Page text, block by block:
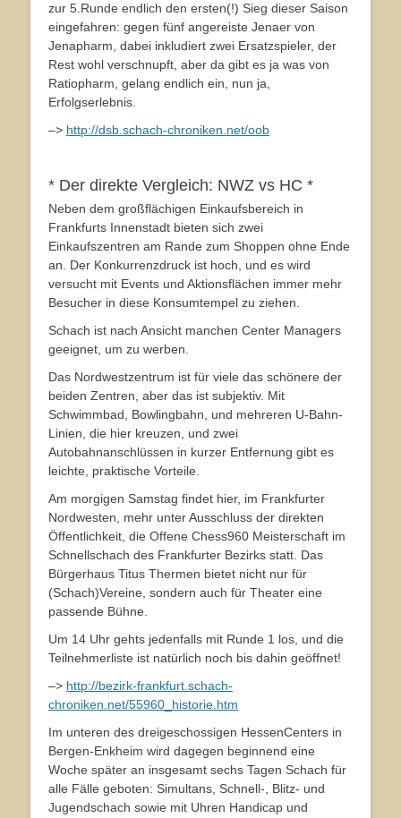
zur 5.Runde endlich den ersten(!) Sieg dieser Saison
eingefahren: gegen fünf angereiste Jenaer von
Jenapharm, dabei inkludiert zwei Ersatzspieler, der
Rest wohl verschnupft, aber da gibt es ja was von
Ratiopharm, gelang endlich ein, nun ja,
Erfolgserlebnis.
–> http://dsb.schach-chroniken.net/oob
* Der direkte Vergleich: NWZ vs HC *
Neben dem großflächigen Einkaufsbereich in
Frankfurts Innenstadt bieten sich zwei
Einkaufszentren am Rande zum Shoppen ohne Ende
an. Der Konkurrenzdruck ist hoch, und es wird
versucht mit Events und Aktionsflächen immer mehr
Besucher in diese Konsumtempel zu ziehen.
Schach ist nach Ansicht manchen Center Managers
geeignet, um zu werben.
Das Nordwestzentrum ist für viele das schönere der
beiden Zentren, aber das ist subjektiv. Mit
Schwimmbad, Bowlingbahn, und mehreren U-Bahn-
Linien, die hier kreuzen, und zwei
Autobahnanschlüssen in kurzer Entfernung gibt es
leichte, praktische Vorteile.
Am morgigen Samstag findet hier, im Frankfurter
Nordwesten, mehr unter Ausschluss der direkten
Öffentlichkeit, die Offene Chess960 Meisterschaft im
Schnellschach des Frankfurter Bezirks statt. Das
Bürgerhaus Titus Thermen bietet nicht nur für
(Schach)Vereine, sondern auch für Theater eine
passende Bühne.
Um 14 Uhr gehts jedenfalls mit Runde 1 los, und die
Teilnehmerliste ist natürlich noch bis dahin geöffnet!
–> http://bezirk-frankfurt.schach-
chroniken.net/55960_historie.htm
Im unteren des dreigeschossigen HessenCenters in
Bergen-Enkheim wird dagegen beginnend eine
Woche später an insgesamt sechs Tagen Schach für
alle Fälle geboten: Simultans, Schnell-, Blitz- und
Jugendschach sowie mit Uhren Handicap und